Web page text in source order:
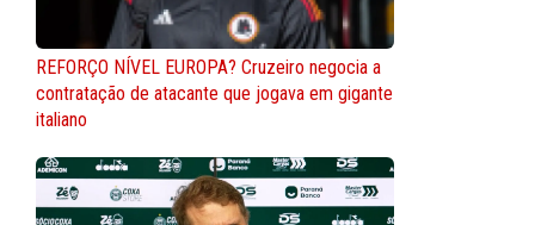
REFORÇO NÍVEL EUROPA? Cruzeiro negocia a
contratação de atacante que jogava em gigante
italiano